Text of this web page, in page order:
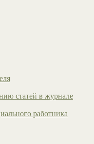
статей в журнале
работника